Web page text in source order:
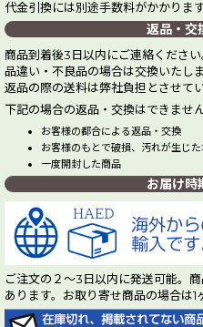
代金引換には別途手数料がかかります
返品・交
商品到着後3日以内にご連絡ください
品違い・不良品の場合は交換いたしま
返品の際の送料は弊社負担とさせて
下記の場合の返品・交換はできません
お客様の都合による返品・交換
お客様のもとで破損、汚れが生じ
一度開封した商品
お届け時
ご注文の２～3日以内に発送可能。
あります。お取り寄せ商品の場合は1